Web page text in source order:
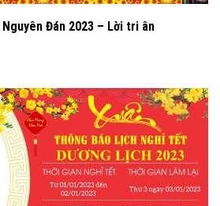
Đán 2023 – Lời tri ân